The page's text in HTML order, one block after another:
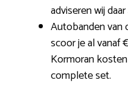
adviseren wij
Autobanden van
scoor je al vanaf
Kormoran
complete set.